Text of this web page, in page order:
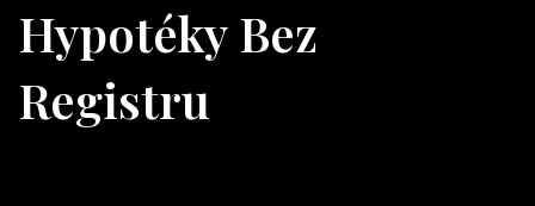
Hypotéky Bez
Registru